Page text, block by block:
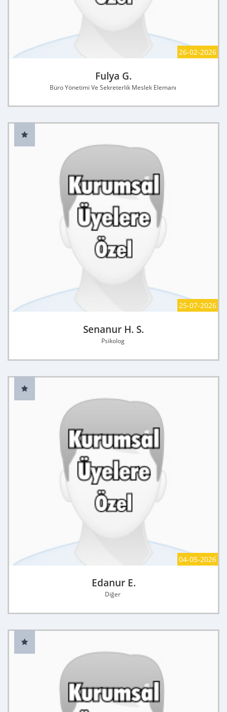
26-02-2026
Fulya G.
Büro Yönetimi Ve Sekreterlik Meslek Elemanı
25-07-2026
Senanur H. S.
Psikolog
04-05-2026
Edanur E.
Diğer